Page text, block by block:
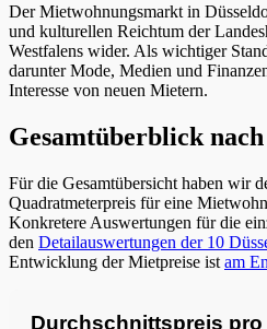
Der Mietwohnungsmarkt in
und kulturellen Reichtum der
Westfalens wider. Als wichtiger
darunter Mode, Medien und
Interesse von neuen Mietern.
Gesamtüberblick
Für die Gesamtübersicht haben wir
Quadratmeterpreis für eine
Konkretere Auswertungen für die
den Detailauswertungen der 10
Entwicklung der Mietpreise ist am
Durchschnittspreis pro